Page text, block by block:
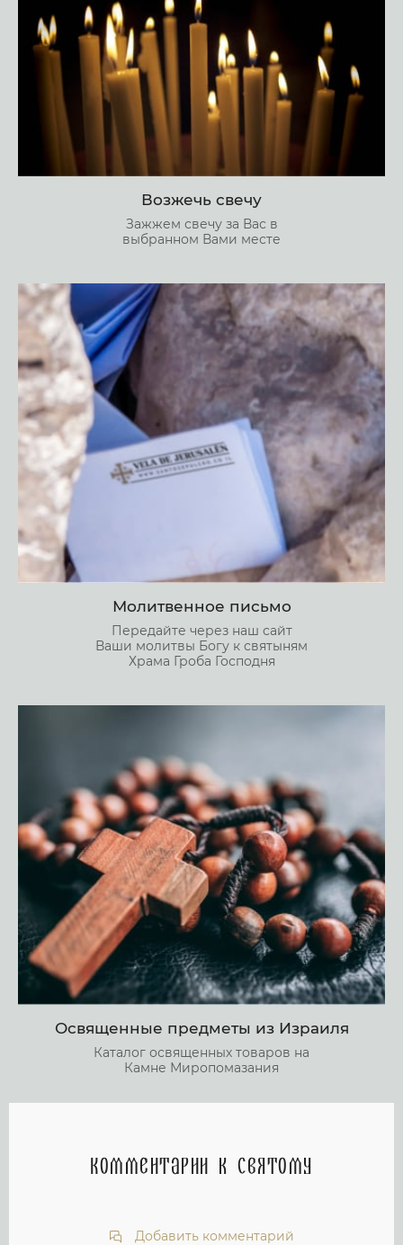
Возжечь свечу
Зажжем свечу за Вас в
выбранном Вами месте
Молитвенное письмо
Передайте через наш сайт
Ваши молитвы Богу к святыням
Храма Гроба Господня
Освященные предметы из Израиля
Каталог освященных товаров на
Камне Миропомазания
Комментарии к святому
Добавить комментарий